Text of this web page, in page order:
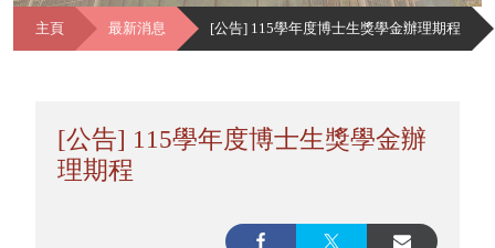
主頁 最新消息 [公告] 115學年度博士生獎學金辦理期程
[公告] 115學年度博士生獎學金辦
理期程